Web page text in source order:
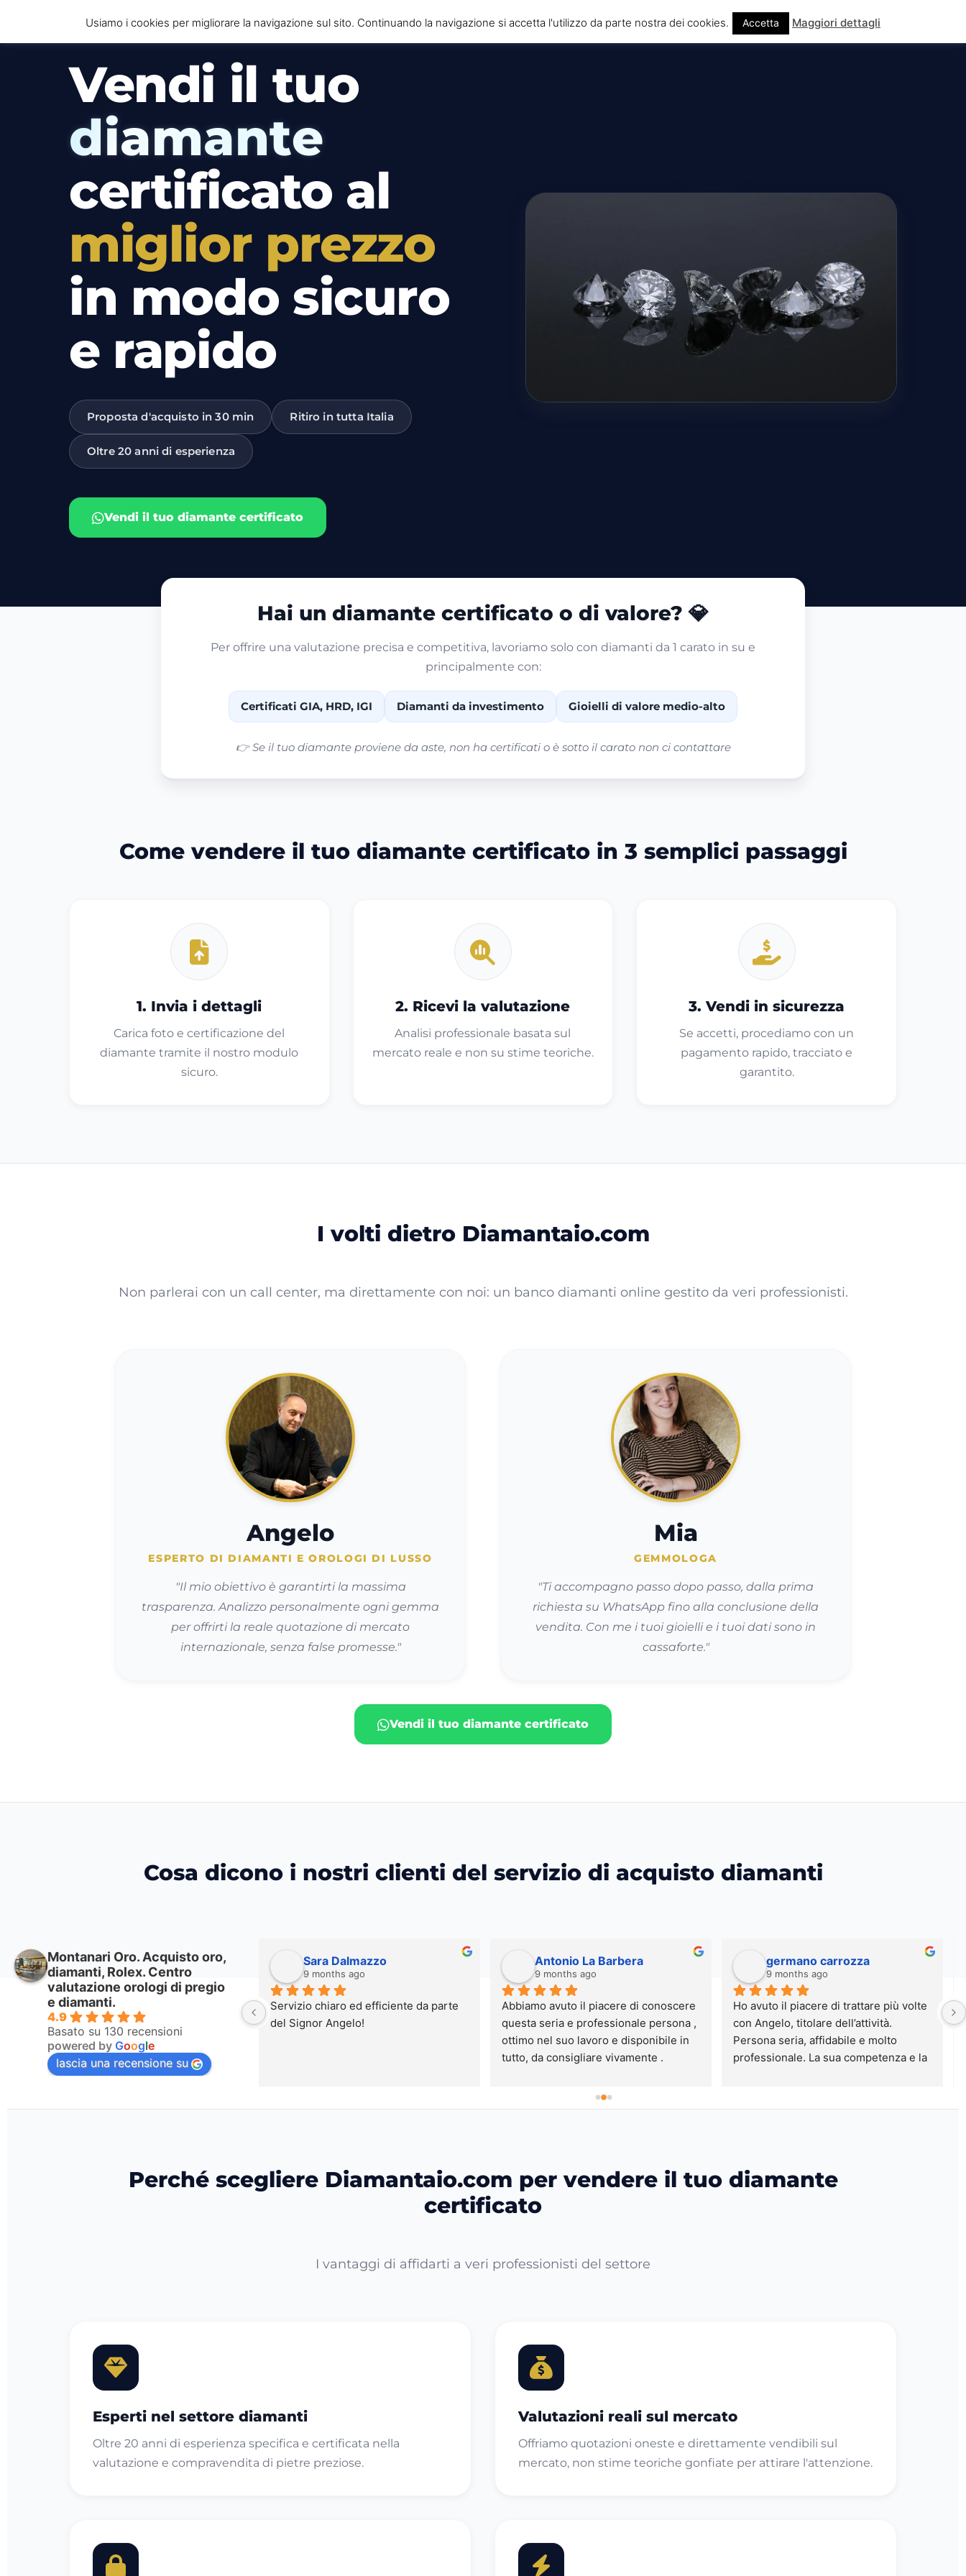
Vendi il tuo
diamante
certificato al
miglior prezzo
in modo sicuro
e rapido
Proposta d'acquisto in 30 min Ritiro in tutta Italia
Oltre 20 anni di esperienza
Vendi il tuo diamante certificato
Hai un diamante certificato o di valore? 💎
Per offrire una valutazione precisa e competitiva, lavoriamo solo con diamanti da 1 carato in su e
principalmente con:
Certificati GIA, HRD, IGI Diamanti da investimento Gioielli di valore medio-alto
👉 Se il tuo diamante proviene da aste, non ha certificati o è sotto il carato non ci contattare
Come vendere il tuo diamante certificato in 3 semplici passaggi
1. Invia i dettagli
Carica foto e certificazione del
diamante tramite il nostro modulo
sicuro.
2. Ricevi la valutazione
Analisi professionale basata sul
mercato reale e non su stime teoriche.
3. Vendi in sicurezza
Se accetti, procediamo con un
pagamento rapido, tracciato e
garantito.
I volti dietro Diamantaio.com
Non parlerai con un call center, ma direttamente con noi: un banco diamanti online gestito da veri professionisti.
Angelo
ESPERTO DI DIAMANTI E OROLOGI DI LUSSO
"Il mio obiettivo è garantirti la massima
trasparenza. Analizzo personalmente ogni gemma
per offrirti la reale quotazione di mercato
internazionale, senza false promesse."
Mia
GEMMOLOGA
"Ti accompagno passo dopo passo, dalla prima
richiesta su WhatsApp fino alla conclusione della
vendita. Con me i tuoi gioielli e i tuoi dati sono in
cassaforte."
Vendi il tuo diamante certificato
Cosa dicono i nostri clienti del servizio di acquisto diamanti
Montanari Oro. Acquisto oro,
diamanti, Rolex. Centro
valutazione orologi di pregio
e diamanti.
4.9
Basato su 130 recensioni
powered by Google
lascia una recensione su
Francesca Casolari
8 months ago
Ottimo servizio .
Persone precise, puntuali ed
estremamente
professionali.Complimenti per l’ottimo
servizio, l’attenzione al cliente e
consigliato
Sara Dalmazzo
9 months ago
Servizio chiaro ed efficiente da parte
del Signor Angelo!
Antonio La Barbera
9 months ago
Abbiamo avuto il piacere di conoscere
questa seria e professionale persona ,
ottimo nel suo lavoro e disponibile in
tutto, da consigliare vivamente .
germano carrozza
9 months ago
Ho avuto il piacere di trattare più volte
con Angelo, titolare dell’attività.
Persona seria, affidabile e molto
professionale. La sua competenza e la
alto livello, assolutamente consigliata
Perché scegliere Diamantaio.com per vendere il tuo diamante
certificato
I vantaggi di affidarti a veri professionisti del settore
Esperti nel settore diamanti
Oltre 20 anni di esperienza specifica e certificata nella
valutazione e compravendita di pietre preziose.
Valutazioni reali sul mercato
Offriamo quotazioni oneste e direttamente vendibili sul
mercato, non stime teoriche gonfiate per attirare l'attenzione.
Usiamo i cookies per migliorare la navigazione sul sito. Continuando la navigazione si accetta l'utilizzo da parte nostra dei cookies. Accetta Maggiori dettagli